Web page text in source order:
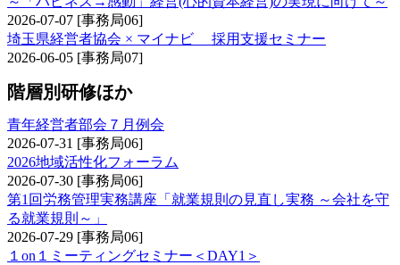
2026-07-07 [事務局06]
埼玉県経営者協会 × マイナビ 採用支援セミナー
2026-06-05 [事務局07]
階層別研修ほか
青年経営者部会７月例会
2026-07-31 [事務局06]
2026地域活性化フォーラム
2026-07-30 [事務局06]
第1回労務管理実務講座「就業規則の見直し実務 ～会社を守
る就業規則～」
2026-07-29 [事務局06]
１on１ミーティングセミナー＜DAY1＞